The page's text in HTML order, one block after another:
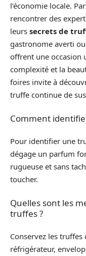
l’économie locale.
rencontrer des
leurs secrets de
gastronome averti
offrent une occasion
complexité et la
foires invite à
truffe continue de
Comment
Pour identifier une
dégage un parfum
rugueuse et sans
toucher.
Quelles sont les
truffes ?
Conservez les
réfrigérateur,